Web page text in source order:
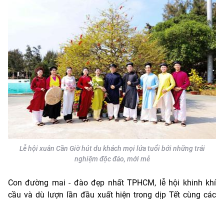
Lễ hội xuân Cần Giờ hút du khách mọi lứa tuổi bởi những trải
nghiệm độc đáo, mới mẻ
Con đường mai - đào đẹp nhất TPHCM, lễ hội khinh khí
cầu và dù lượn lần đầu xuất hiện trong dịp Tết cùng các